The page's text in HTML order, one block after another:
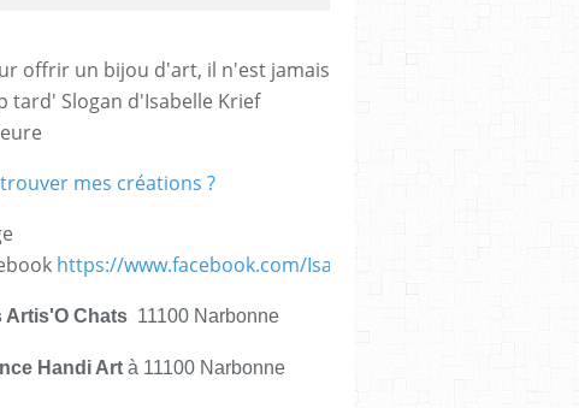
offrir un bijou d'art, il n'est jamais
tard' Slogan d'Isabelle Krief
mes créations ?
https://www.facebook.com/IsabelleKrief.ArtistePeintre/
Artis'O Chats 11100 Narbonne
Handi Art à 11100 Narbonne